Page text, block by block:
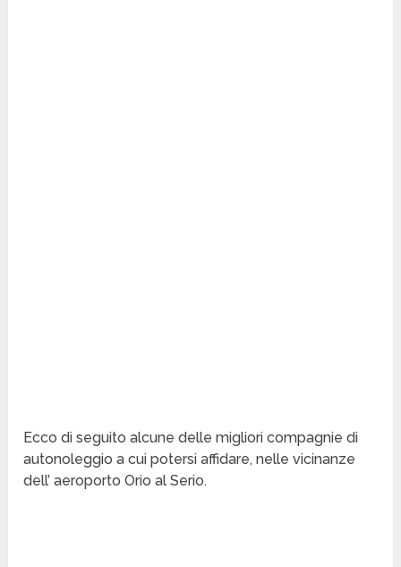
Ecco di seguito alcune delle migliori compagnie di
autonoleggio a cui potersi affidare, nelle vicinanze
dell’ aeroporto Orio al Serio.